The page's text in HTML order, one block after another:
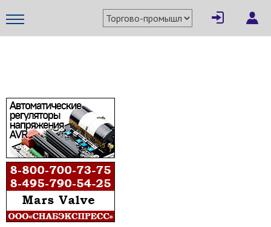
× Написать поставщику